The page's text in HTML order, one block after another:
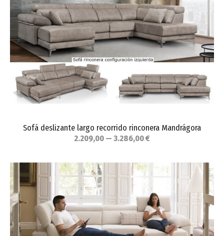
Sofá deslizante largo recorrido rinconera Mandrágora
2.209,00 — 3.286,00 €